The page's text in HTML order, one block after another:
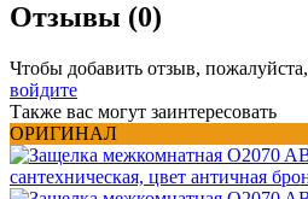
Отзывы (0)
Чтобы добавить отзыв, пожалуйста,
войдите
Также вас могут заинтересовать
ОРИГИНАЛ